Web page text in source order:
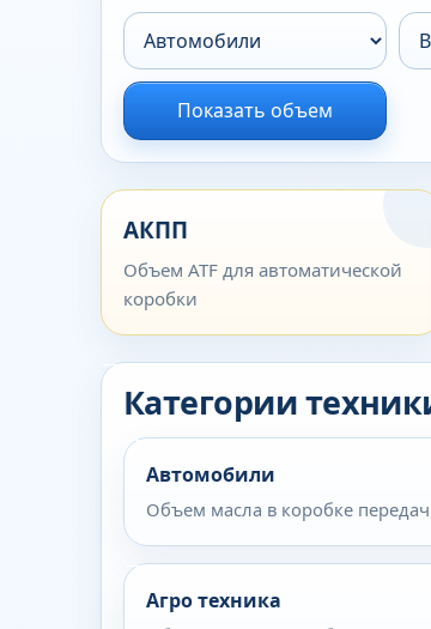
Показать объем
АКПП
Объем ATF для автоматической
коробки
Категории
Автомобили
Объем масла в коробке передач
Агро техника